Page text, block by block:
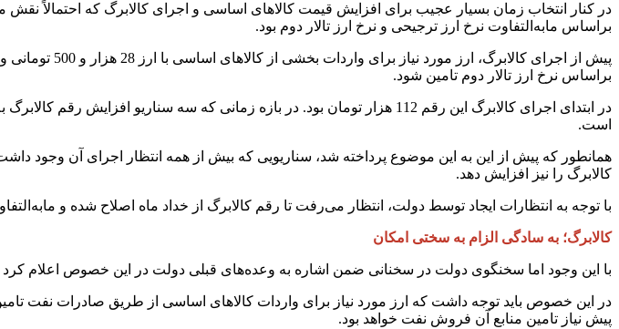
در کنار انتخاب زمان بسیار عجیب برای افزایش قیمت کالاهای اساسی و اجرای کالابرگ که
براساس مابه‌التفاوت نرخ ارز ترجیحی و نرخ ارز تالار دوم بود.
پیش از اجرای
براساس نرخ ارز تالار دوم تامین شود.
است.
همانطور که پیش از این به این موضوع پرداخته شد، سناریویی که بیش از همه انتظار اجرای آن وجود
کالابرگ را نیز افزایش دهد.
با توجه به انتظارات ایجاد توسط دولت، انتظار می‌رفت تا رقم کالابرگ از خداد ماه اصلاح شده و
کالابرگ؛ به سادگی الزام به سختی امکان
با این وجود اما سخنگوی دولت در سخنانی ضمن اشاره به وعده‌های قبلی دولت در این خصوص اعلام
در این خصوص باید توجه داشت که ارز مورد نیاز برای واردات کالاهای اساسی از طریق صادرات نفت
پیش نیاز تامین منابع آن فروش نفت خواهد بود.